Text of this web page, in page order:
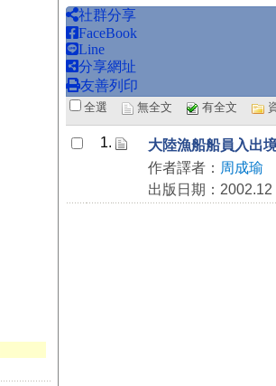
社群分享
FaceBook
Line
分享網址
友善列印
全選 無全文 有全文
1.
大陸漁船船員入出
作者譯者： 周成瑜
出版日期：2002.12